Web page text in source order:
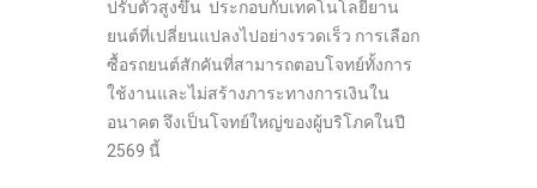
ปรับตัวสูงขึ้น ประกอบกับเทคโนโลยียาน
ยนต์ที่เปลี่ยนแปลงไปอย่างรวดเร็ว การเลือก
ซื้อรถยนต์สักคันที่สามารถตอบโจทย์ทั้งการ
ใช้งานและไม่สร้างภาระทางการเงินใน
อนาคต จึงเป็นโจทย์ใหญ่ของผู้บริโภคในปี
2569 นี้